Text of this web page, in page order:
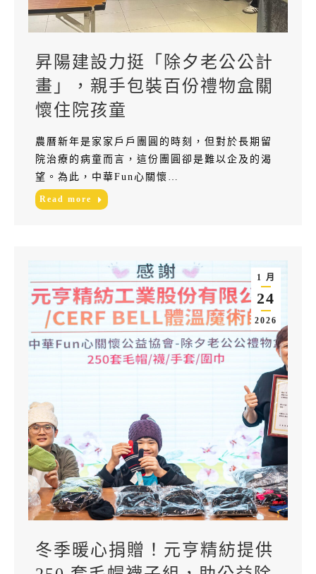
昇陽建設力挺「除夕老公公計
畫」，親手包裝百份禮物盒關
懷住院孩童
農曆新年是家家戶戶團圓的時刻，但對於長期留
院治療的病童而言，這份團圓卻是難以企及的渴
望。為此，中華Fun心關懷…
Read more
1 月
24
2026
冬季暖心捐贈！元亨精紡提供